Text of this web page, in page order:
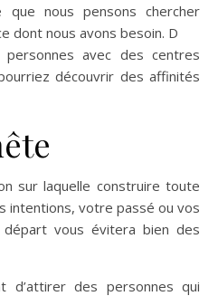
que nous pensons chercher
dont nous avons besoin. D
avec des centres
découvrir des affinités
sur laquelle construire toute
intentions, votre passé ou vos
vous évitera bien des
d’attirer des personnes qui